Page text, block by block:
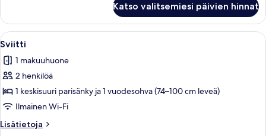
pohjakerroksessa
(Indoor
Ice
Rink
View)
kuvat
economy-
huone
(kaksi
pohjakerroksessa
(Indoor
Rink
View)
Katso valitsemiesi päivien hinnat
Avaa
kaikki
huonetyypin
Sviitti
kuvat
Hotellihuone, jossa on sänky,
4
Sviitti
1 makuuhuone
2 henkilöä
1 keskisuuri parisänky ja 1 vuodesohva (74–100 cm leveä)
Ilmainen Wi-Fi
Lisätietoja
Lisätietoja